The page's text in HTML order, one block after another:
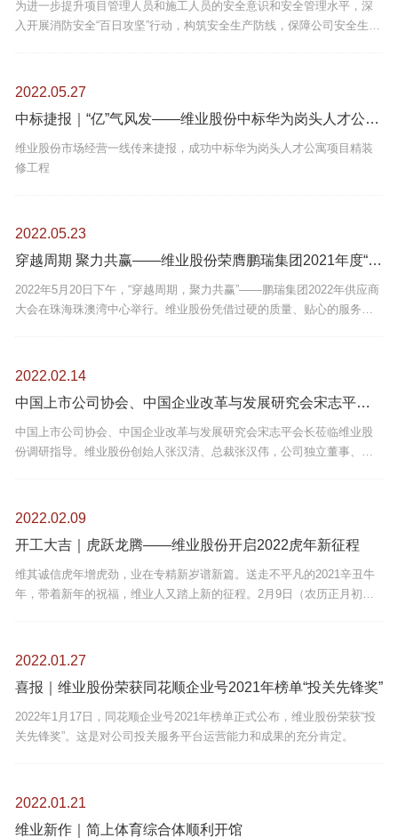
为进一步提升项目管理人员和施工人员的安全意识和安全管理水平，深
入开展消防安全“百日攻坚”行动，构筑安全生产防线，保障公司安全生产
2022.05.27
中标捷报｜“亿”气风发——维业股份中标华为岗头人才公寓项目精装修工程
维业股份市场经营一线传来捷报，成功中标华为岗头人才公寓项目精装
修工程
2022.05.23
穿越周期 聚力共赢——维业股份荣膺鹏瑞集团2021年度“优秀供应商”
2022年5月20日下午，“穿越周期，聚力共赢”——鹏瑞集团2022年供应商
大会在珠海珠澳湾中心举行。维业股份凭借过硬的质量、贴心的服务、
2022.02.14
中国上市公司协会、中国企业改革与发展研究会宋志平会长莅临维业股份调研指导
中国上市公司协会、中国企业改革与发展研究会宋志平会长莅临维业股
份调研指导。维业股份创始人张汉清、总裁张汉伟，公司独立董事、深
2022.02.09
开工大吉｜虎跃龙腾——维业股份开启2022虎年新征程
维其诚信虎年增虎劲，业在专精新岁谱新篇。送走不平凡的2021辛丑牛
年，带着新年的祝福，维业人又踏上新的征程。2月9日（农历正月初
2022.01.27
喜报｜维业股份荣获同花顺企业号2021年榜单“投关先锋奖”
2022年1月17日，同花顺企业号2021年榜单正式公布，维业股份荣获“投
关先锋奖”。这是对公司投关服务平台运营能力和成果的充分肯定。
2022.01.21
维业新作｜简上体育综合体顺利开馆